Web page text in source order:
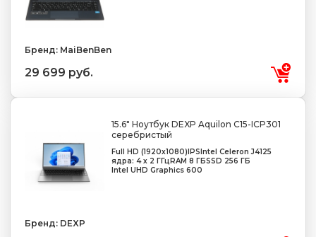
Бренд: MaiBenBen
29 699 руб.
15.6" Ноутбук DEXP Aquilon C15-ICP301
серебристый
Full HD (1920x1080)IPSIntel Celeron J4125
ядра: 4 х 2 ГГцRAM 8 ГБSSD 256 ГБ
Intel UHD Graphics 600
Бренд: DEXP